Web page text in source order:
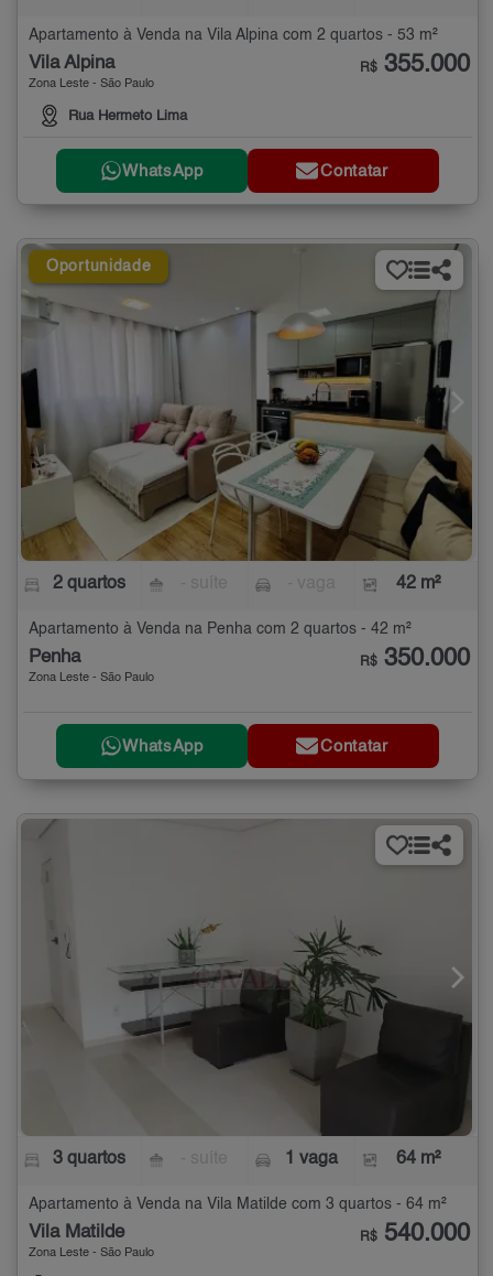
Apartamento à Venda na Vila Alpina com 2 quartos - 53 m²
Vila Alpina
Zona Leste - São Paulo
Rua Hermeto Lima
R$ 355.000
WhatsApp Contatar
Oportunidade
2 quartos 42 m²
Apartamento à Venda na Penha com 2 quartos - 42 m²
Penha
Zona Leste - São Paulo
R$ 350.000
WhatsApp Contatar
3 quartos 1 vaga 64 m²
Apartamento à Venda na Vila Matilde com 3 quartos - 64 m²
Vila Matilde
Zona Leste - São Paulo
R$ 540.000